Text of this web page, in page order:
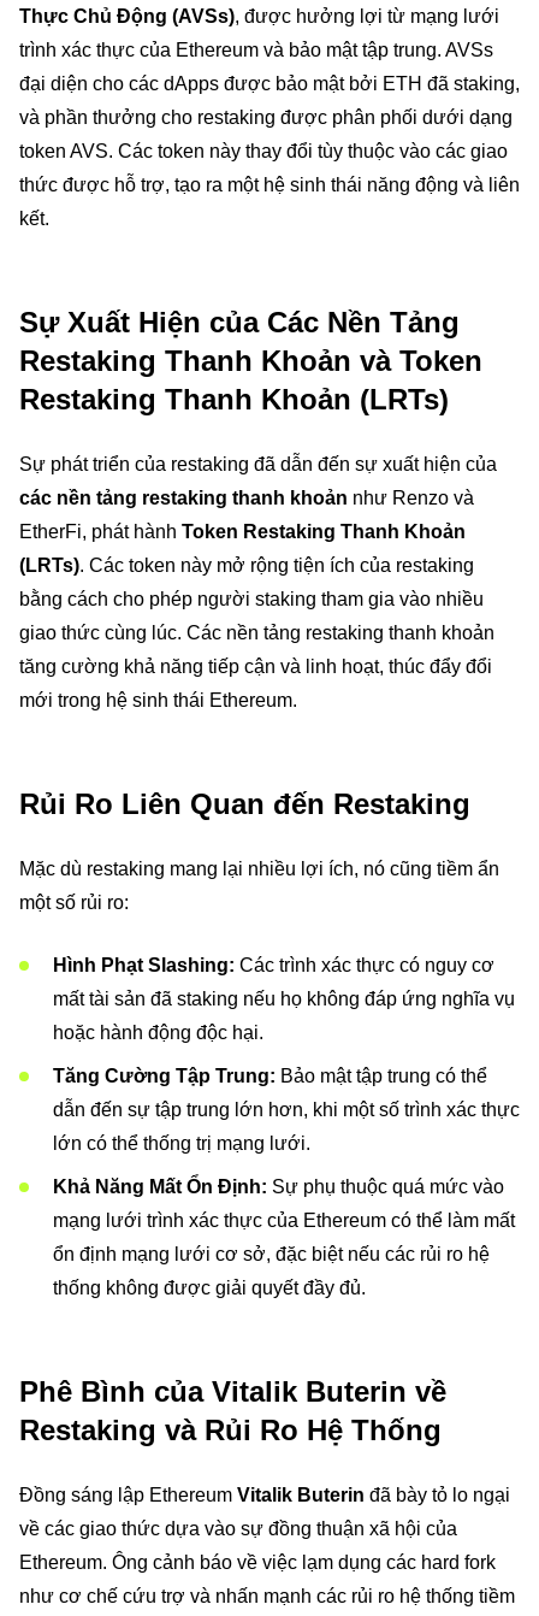
Thực Chủ Động (AVSs), được hưởng lợi từ mạng lưới
trình xác thực của Ethereum và bảo mật tập trung. AVSs
đại diện cho các dApps được bảo mật bởi ETH đã staking,
và phần thưởng cho restaking được phân phối dưới dạng
token AVS. Các token này thay đổi tùy thuộc vào các giao
thức được hỗ trợ, tạo ra một hệ sinh thái năng động và liên
kết.
Sự Xuất Hiện của Các Nền Tảng
Restaking Thanh Khoản và Token
Restaking Thanh Khoản (LRTs)
Sự phát triển của restaking đã dẫn đến sự xuất hiện của
các nền tảng restaking thanh khoản như Renzo và
EtherFi, phát hành Token Restaking Thanh Khoản
(LRTs). Các token này mở rộng tiện ích của restaking
bằng cách cho phép người staking tham gia vào nhiều
giao thức cùng lúc. Các nền tảng restaking thanh khoản
tăng cường khả năng tiếp cận và linh hoạt, thúc đẩy đổi
mới trong hệ sinh thái Ethereum.
Rủi Ro Liên Quan đến Restaking
Mặc dù restaking mang lại nhiều lợi ích, nó cũng tiềm ẩn
một số rủi ro:
Hình Phạt Slashing: Các trình xác thực có nguy cơ
mất tài sản đã staking nếu họ không đáp ứng nghĩa vụ
hoặc hành động độc hại.
Tăng Cường Tập Trung: Bảo mật tập trung có thể
dẫn đến sự tập trung lớn hơn, khi một số trình xác thực
lớn có thể thống trị mạng lưới.
Khả Năng Mất Ổn Định: Sự phụ thuộc quá mức vào
mạng lưới trình xác thực của Ethereum có thể làm mất
ổn định mạng lưới cơ sở, đặc biệt nếu các rủi ro hệ
thống không được giải quyết đầy đủ.
Phê Bình của Vitalik Buterin về
Restaking và Rủi Ro Hệ Thống
Đồng sáng lập Ethereum Vitalik Buterin đã bày tỏ lo ngại
về các giao thức dựa vào sự đồng thuận xã hội của
Ethereum. Ông cảnh báo về việc lạm dụng các hard fork
như cơ chế cứu trợ và nhấn mạnh các rủi ro hệ thống tiềm